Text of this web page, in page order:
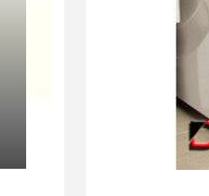
کار